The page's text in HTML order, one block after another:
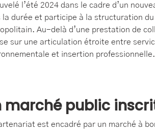
’été 2024 dans le cadre d’un
la durée et participe à la structuration
Au-delà d’une prestation de
sur une articulation étroite entre
et insertion professionnelle.
marché public
est encadré par un marché à